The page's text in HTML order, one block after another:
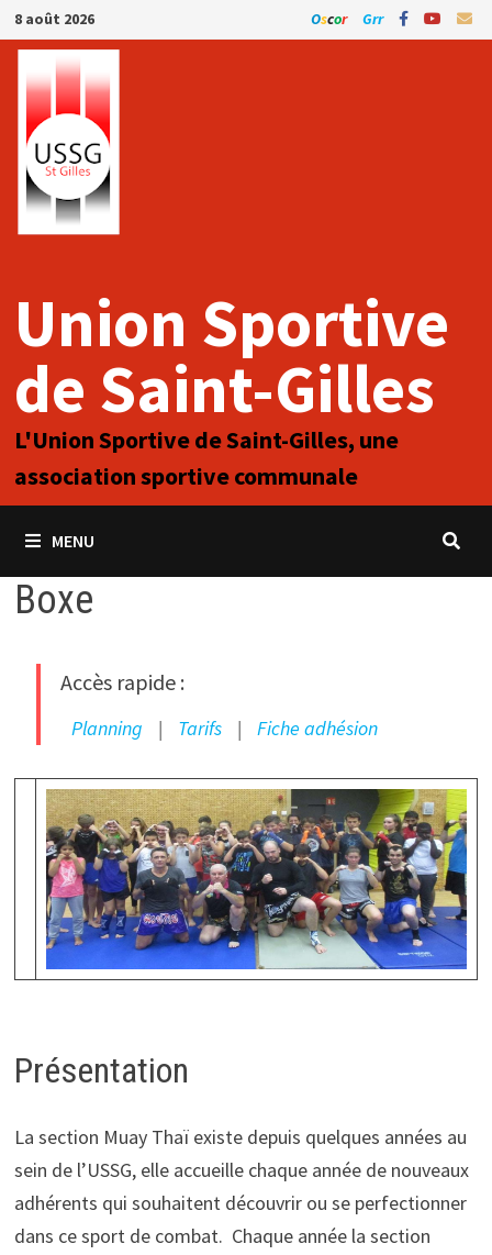
Passer
au
contenu
8 août 2026 Oscor Grr
Union Sportive
de Saint-Gilles
L'Union Sportive de Saint-Gilles, une
association sportive communale
MENU
Boxe
Accès rapide :
Planning | Tarifs | Fiche adhésion
Présentation
La section Muay Thaï existe depuis quelques années au
sein de l’USSG, elle accueille chaque année de nouveaux
adhérents qui souhaitent découvrir ou se perfectionner
dans ce sport de combat. Chaque année la section